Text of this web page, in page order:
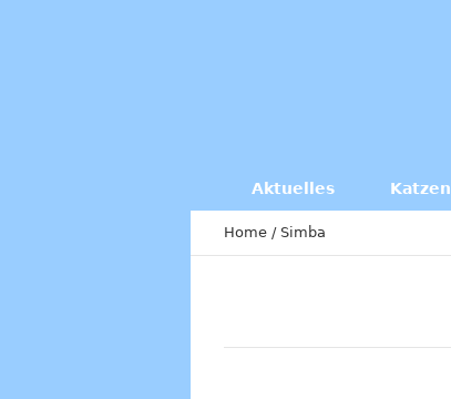
Aktuelles Katzen
Home / Simba